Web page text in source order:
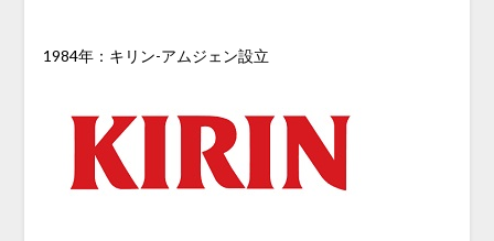
1984年：キリン-アムジェン設立